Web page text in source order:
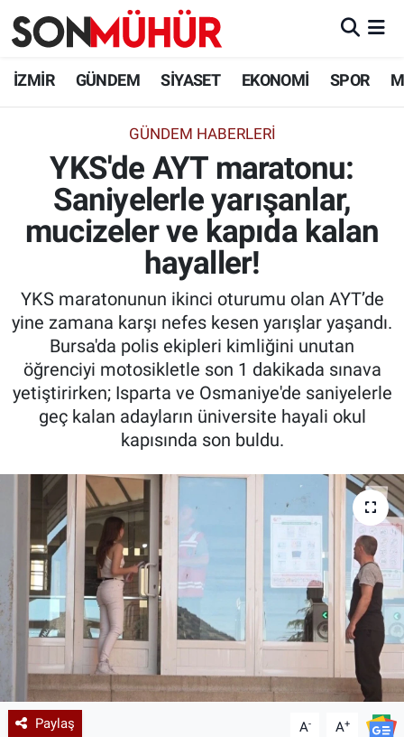
İZMİR GÜNDEM SİYASET EKONOMİ SPOR
GÜNDEM HABERLERI
YKS'de AYT maratonu:
Saniyelerle yarışanlar,
mucizeler ve kapıda kalan
hayaller!
YKS maratonunun ikinci oturumu olan AYT’de
yine zamana karşı nefes kesen yarışlar yaşandı.
Bursa'da polis ekipleri kimliğini unutan
öğrenciyi motosikletle son 1 dakikada sınava
yetiştirirken; Isparta ve Osmaniye'de saniyelerle
geç kalan adayların üniversite hayali okul
kapısında son buldu.
Paylaş A- A+
İzmir Nöbetçi Eczaneler
İzmir Namaz Vakitleri
İzmir Trafik Yoğunluk Haritası
Süper Lig Puan Durumu ve Fikstür
Tüm Manşetler
Son Dakika Haberleri
Haber Arşivi